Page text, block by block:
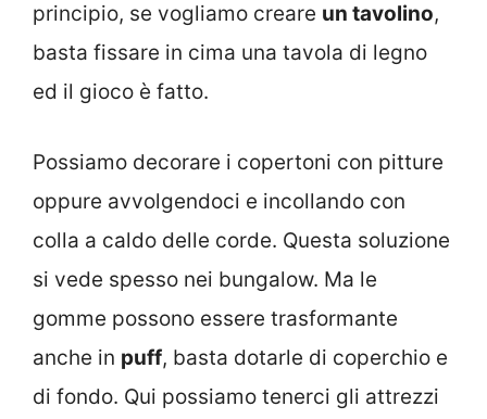
principio, se vogliamo creare un tavolino,
basta fissare in cima una tavola di legno
ed il gioco è fatto.
Possiamo decorare i copertoni con pitture
oppure avvolgendoci e incollando con
colla a caldo delle corde. Questa soluzione
si vede spesso nei bungalow. Ma le
gomme possono essere trasformante
anche in puff, basta dotarle di coperchio e
di fondo. Qui possiamo tenerci gli attrezzi